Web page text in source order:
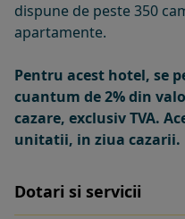
dispune de peste 350
apartamente.
Pentru acest hotel, se
cuantum de 2% din
cazare, exclusiv TVA.
unitatii, in ziua cazarii.
Dotari si servicii